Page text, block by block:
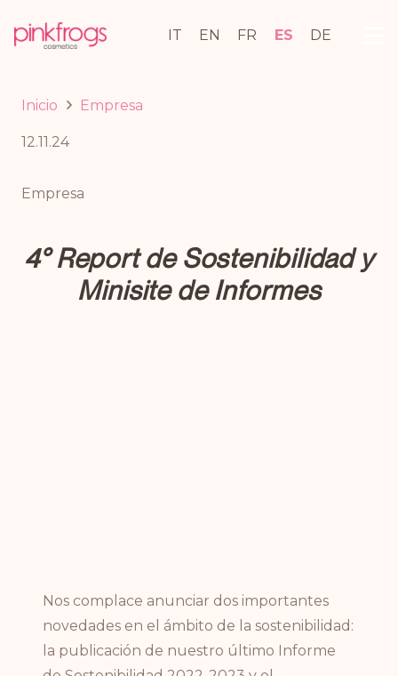
IT EN FR ES DE
Inicio Empresa
12.11.24
Empresa
4° Report de Sostenibilidad y
Minisite de Informes
Nos complace anunciar dos importantes
novedades en el ámbito de la sostenibilidad:
la publicación de nuestro último Informe